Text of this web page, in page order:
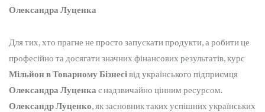
Олександра Луценка
Для тих, хто прагне не просто запускати продукти, а робити це
професійно та досягати значних фінансових результатів, курс
Мільйон в Товарному Бізнесівід українського підприємця
Олександра Луценка є надзвичайно цінним ресурсом.
Олександр Луценко, як засновник таких успішних українських